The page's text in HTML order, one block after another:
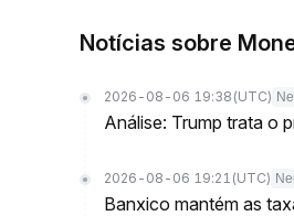
Notícias sobre
2026-08-06 19:38 (UTC)
Análise: Trump trata o
2026-08-06 19:21 (UTC)
Banxico mantém as